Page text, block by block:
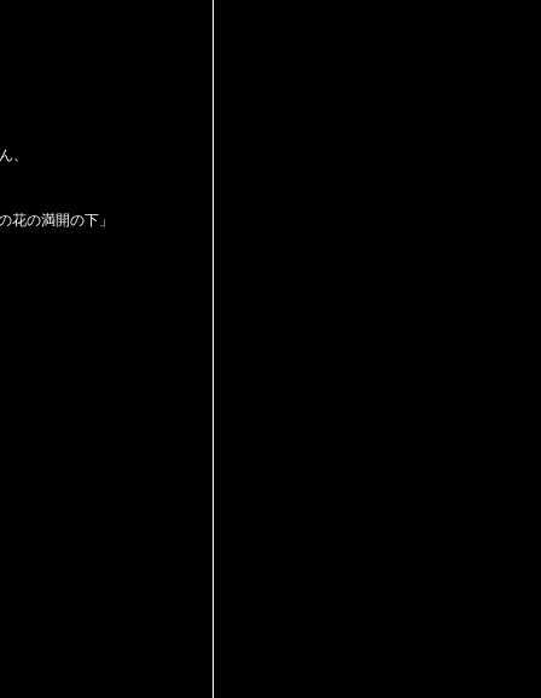
、
花の満開の下」